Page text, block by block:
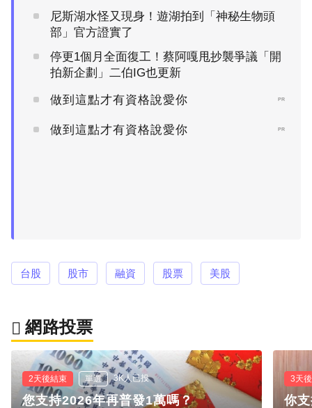
尼斯湖水怪又現身！遊湖拍到「神秘生物頭
部」官方證實了
停更1個月全面復工！蔡阿嘎甩抄襲爭議「開
拍新企劃」二伯IG也更新
做到這點才有資格說愛你 PR
做到這點才有資格說愛你 PR
台股 股市 融資 股票 美股
網路投票
2天後結束 單選 3K人已投
您支持2026年再普發1萬嗎？
3天
你